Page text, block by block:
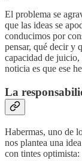
El problema se
que las ideas se
conducimos por
pensar, qué decir y
capacidad de juicio,
noticia es que ese
La
Habermas, uno de
nos plantea una
con tintes